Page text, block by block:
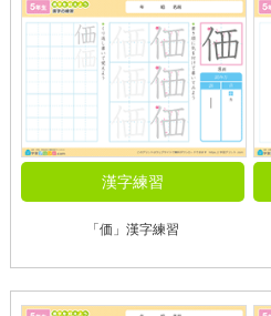
漢字練習
「価」漢字練習